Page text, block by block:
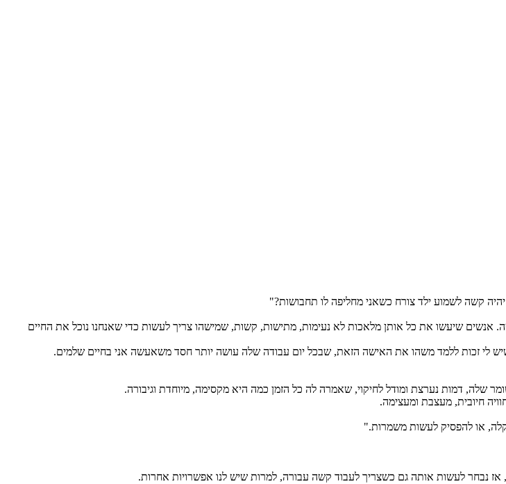
אנשים שיעשו את כל אותן מלאכות לא נעימות, מתישות, קשות, שמישהו צריך לעשות כדי שאנחנו נוכל את החיים
לי זכות ללמד משהו את האישה הזאת, שבכל יום עבודה שלה עושה יותר חסד משאעשה אני בחיים שלמים.
דמות נערצת ומודל לחיקוי, שאמרה לה כל הזמן כמה היא מקסימה, מיוחדת וגיבורה.
חיובית, מעצבת ומעצימה.
או להפסיק לעשות משמרות."
נבחר לעשות אותה גם כשצריך לעבוד קשה עבורה, למרות שיש לנו אפשרויות אחרות.